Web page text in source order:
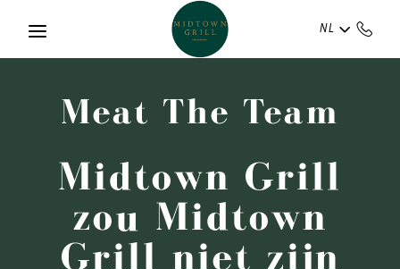
NL
Meat The Team
Midtown Grill
zou Midtown
Grill niet zijn